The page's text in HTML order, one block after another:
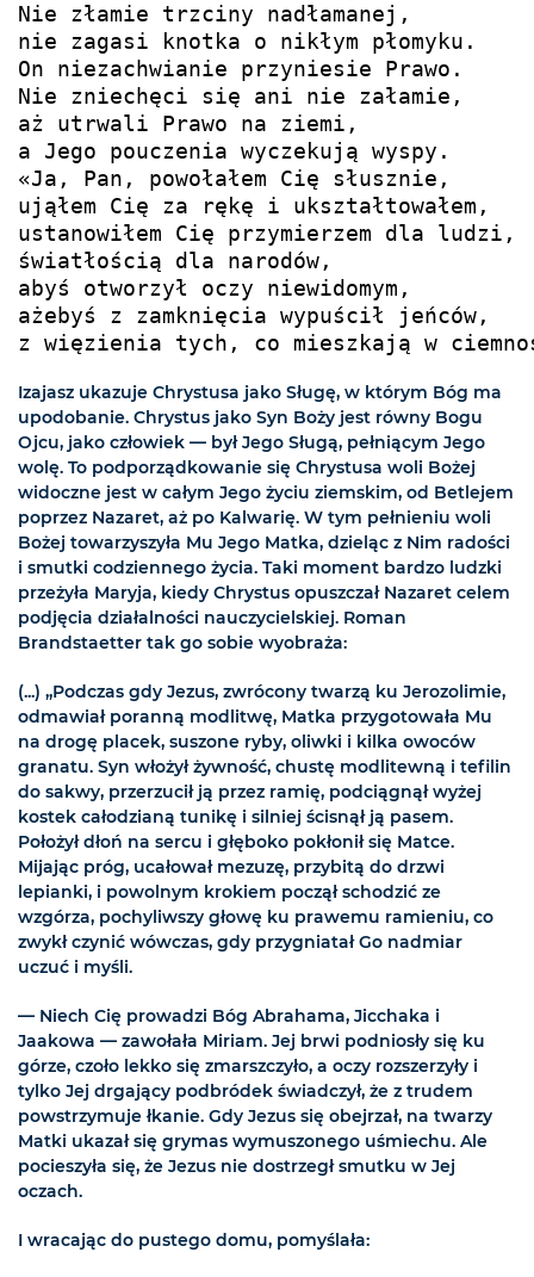
Nie złamie trzciny nadłamanej,
nie zagasi knotka o nikłym płomyku.
On niezachwianie przyniesie Prawo.
Nie zniechęci się ani nie załamie,
aż utrwali Prawo na ziemi,
a Jego pouczenia wyczekują wyspy.
«Ja, Pan, powołałem Cię słusznie,
ująłem Cię za rękę i ukształtowałem,
ustanowiłem Cię przymierzem dla ludzi,
światłością dla narodów,
abyś otworzył oczy niewidomym,
ażebyś z zamknięcia wypuścił jeńców,
z więzienia tych, co mieszkają w
Izajasz ukazuje Chrystusa jako Sługę, w którym Bóg ma
upodobanie. Chrystus jako Syn Boży jest równy Bogu
Ojcu, jako człowiek — był Jego Sługą, pełniącym Jego
wolę. To podporządkowanie się Chrystusa woli Bożej
widoczne jest w całym Jego życiu ziemskim, od Betlejem
poprzez Nazaret, aż po Kalwarię. W tym pełnieniu woli
Bożej towarzyszyła Mu Jego Matka, dzieląc z Nim radości
i smutki codziennego życia. Taki moment bardzo ludzki
przeżyła Maryja, kiedy Chrystus opuszczał Nazaret celem
podjęcia działalności nauczycielskiej. Roman
Brandstaetter tak go sobie wyobraża:
(...) „Podczas gdy Jezus, zwrócony twarzą ku Jerozolimie,
odmawiał poranną modlitwę, Matka przygotowała Mu
na drogę placek, suszone ryby, oliwki i kilka owoców
granatu. Syn włożył żywność, chustę modlitewną i tefilin
do sakwy, przerzucił ją przez ramię, podciągnął wyżej
kostek całodzianą tunikę i silniej ścisnął ją pasem.
Położył dłoń na sercu i głęboko pokłonił się Matce.
Mijając próg, ucałował mezuzę, przybitą do drzwi
lepianki, i powolnym krokiem począł schodzić ze
wzgórza, pochyliwszy głowę ku prawemu ramieniu, co
zwykł czynić wówczas, gdy przygniatał Go nadmiar
uczuć i myśli.
— Niech Cię prowadzi Bóg Abrahama, Jicchaka i
Jaakowa — zawołała Miriam. Jej brwi podniosły się ku
górze, czoło lekko się zmarszczyło, a oczy rozszerzyły i
tylko Jej drgający podbródek świadczył, że z trudem
powstrzymuje łkanie. Gdy Jezus się obejrzał, na twarzy
Matki ukazał się grymas wymuszonego uśmiechu. Ale
pocieszyła się, że Jezus nie dostrzegł smutku w Jej
oczach.
I wracając do pustego domu, pomyślała: